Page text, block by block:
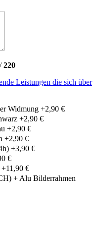
/220
Leistungen die sich über
Widmung +2,90 €
+2,90 €
+2,90 €
+2,90 €
+3,90 €
€
+11,90 €
+ Alu Bilderrahmen